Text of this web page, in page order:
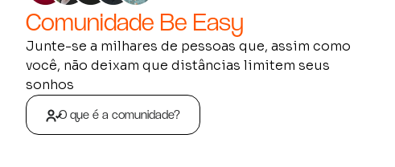
Comunidade Be Easy
Junte-se a milhares de pessoas que, assim como
você, não deixam que distâncias limitem seus
sonhos
O que é a comunidade?